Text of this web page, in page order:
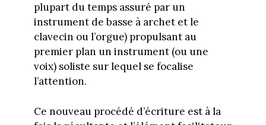
plupart du temps assuré par un
instrument de basse à archet et le
clavecin ou l’orgue) propulsant au
premier plan un instrument (ou une
voix) soliste sur lequel se focalise
l’attention.
Ce nouveau procédé d’écriture est à la